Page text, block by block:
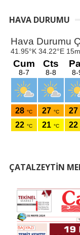
HAVA DURUMU
ÇATALZEYTIN